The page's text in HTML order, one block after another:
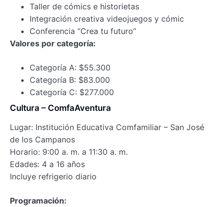
Taller de cómics e historietas
Integración creativa videojuegos y cómic
Conferencia “Crea tu futuro”
Valores por categoría:
Categoría A: $55.300
Categoría B: $83.000
Categoría C: $277.000
Cultura – ComfaAventura
Lugar: Institución Educativa Comfamiliar – San José
de los Campanos
Horario: 9:00 a. m. a 11:30 a. m.
Edades: 4 a 16 años
Incluye refrigerio diario
Programación: